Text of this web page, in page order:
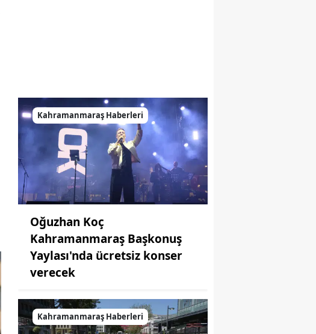
Kahramanmaraş Haberleri
Oğuzhan Koç
Kahramanmaraş Başkonuş
Yaylası'nda ücretsiz konser
verecek
Kahramanmaraş Haberleri